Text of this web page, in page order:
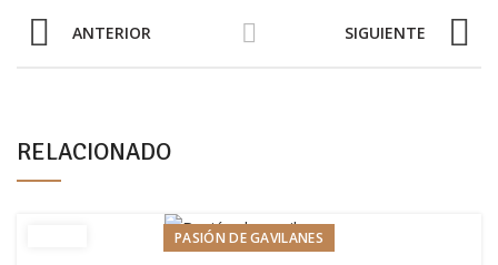
ANTERIOR SIGUIENTE
RELACIONADO
PASIÓN DE GAVILANES